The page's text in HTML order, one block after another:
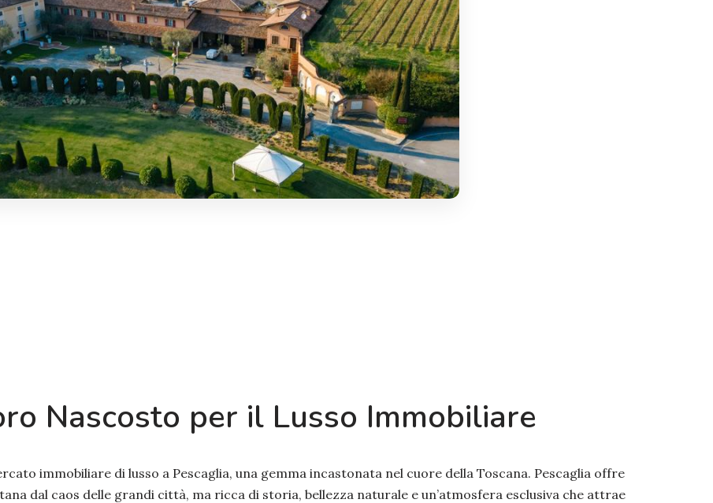
Nascosto per il Lusso Immobiliare
immobiliare di lusso a Pescaglia, una gemma incastonata nel cuore della Toscana. Pescaglia offre
dal caos delle grandi città, ma ricca di storia, bellezza naturale e un’atmosfera esclusiva che attrae